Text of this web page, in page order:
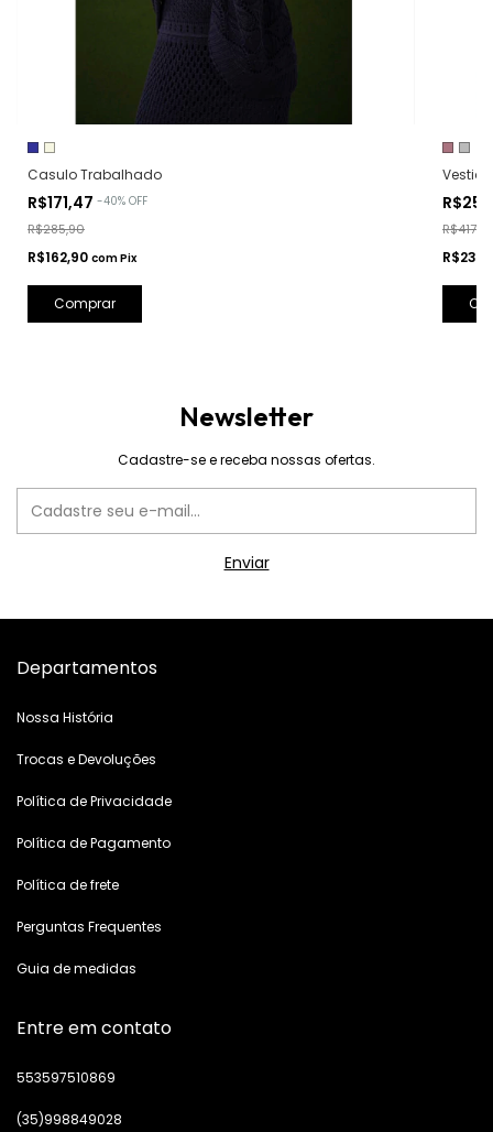
Casulo Trabalhado
R$171,47 -40% OFF
R$285,90
R$162,90 comPix
Comprar
Newsletter
Cadastre-se e receba nossas ofertas.
Departamentos
Nossa História
Trocas e Devoluções
Política de Privacidade
Política de Pagamento
Política de frete
Perguntas Frequentes
Guia de medidas
Entre em contato
553597510869
(35)998849028